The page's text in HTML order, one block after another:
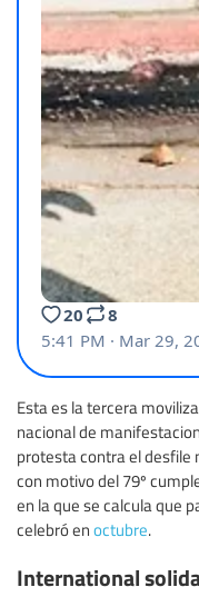
Esta es la tercera
nacional de
protesta contra el desfile
con motivo del 79º
en la que se calcula que
celebró en octubre.
International